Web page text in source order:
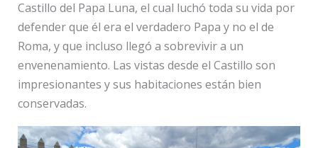
Castillo del Papa Luna, el cual luchó toda su vida por
defender que él era el verdadero Papa y no el de
Roma, y que incluso llegó a sobrevivir a un
envenenamiento. Las vistas desde el Castillo son
impresionantes y sus habitaciones están bien
conservadas.